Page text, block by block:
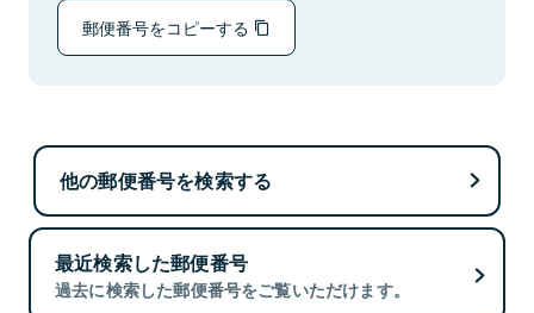
郵便番号をコピーする
他の郵便番号を検索する
最近検索した郵便番号
過去に検索した郵便番号をご覧いただけます。